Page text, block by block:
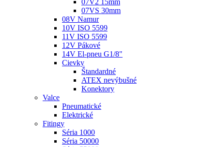
07V2 15mm
07VS 30mm
08V Namur
10V ISO 5599
11V ISO 5599
12V Pákové
14V El-pneu G1/8"
Cievky
Štandardné
ATEX nevýbušné
Konektory
Valce
Pneumatické
Elektrické
Fitingy
Séria 1000
Séria 50000